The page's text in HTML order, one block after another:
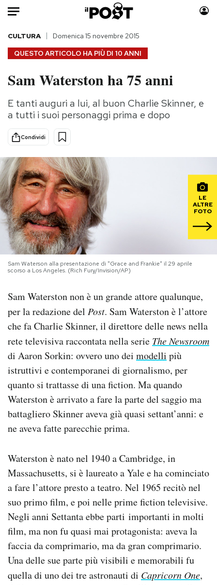
Auto
HOME
Italia
Politica
Tecnologia
Internet
Cultura
Economia
Sport
Moda
Consumismi
PODCAST
NEWSLETTER
I MIEI PREFERITI
SHOP
AREA PERSONALE
Area Personale
Newsletter
Regala il Post
QUESTO ARTICOLO HA PIÙ DI 10 ANNI
CULTURA Domenica 15 novembre 2015
Sam Waterston ha 75 anni
E tanti auguri a lui, al buon Charlie Skinner, e
a tutti i suoi personaggi prima e dopo
Condividi
LE
ALTRE
FOTO
Sam Waterson alla presentazione di "Grace and Frankie" il 29 aprile
scorso a Los Angeles. (Rich Fury/Invision/AP)
Sam Waterston non è un grande attore qualunque,
per la redazione del Post. Sam Waterston è l’attore
che fa Charlie Skinner, il direttore delle news nella
rete televisiva raccontata nella serie The Newsroom
di Aaron Sorkin: ovvero uno dei modelli più
istruttivi e contemporanei di giornalismo, per
quanto si trattasse di una fiction. Ma quando
Waterston è arrivato a fare la parte del saggio ma
battagliero Skinner aveva già quasi settant’anni: e
ne aveva fatte parecchie prima.
Waterston è nato nel 1940 a Cambridge, in
Massachusetts, si è laureato a Yale e ha cominciato
a fare l’attore presto a teatro. Nel 1965 recitò nel
suo primo film, e poi nelle prime fiction televisive.
Negli anni Settanta ebbe parti importanti in molti
film, ma non fu quasi mai protagonista: aveva la
faccia da comprimario, ma da gran comprimario.
Una delle sue parte più visibili e memorabili fu
quella di uno dei tre astronauti di Capricorn One,